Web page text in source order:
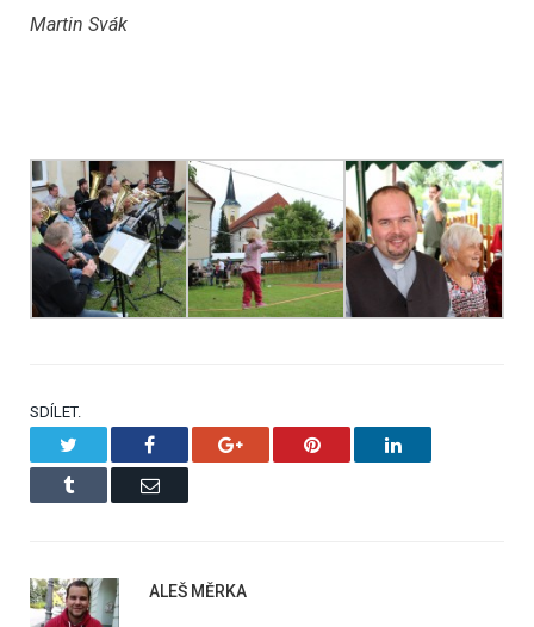
Martin Svák
SDÍLET.
Facebook Google+ Pinterest LinkedIn
Tumblr Email
ALEŠ MĚRKA